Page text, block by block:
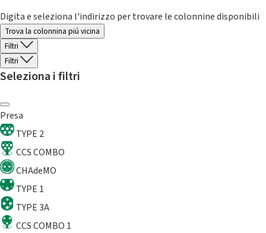
Digita e seleziona l'indirizzo per trovare le colonnine disponibili
Trova la colonnina piú vicina
Filtri
Filtri
Seleziona i filtri
Presa
TYPE 2
CCS COMBO
CHAdeMO
TYPE 1
TYPE 3A
CCS COMBO 1